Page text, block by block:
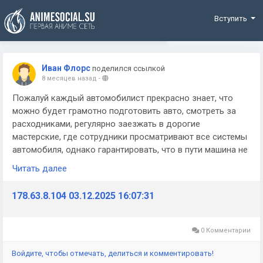
Funding
Вступить
Иван Флорс поделился ссылкой
8 месяцев назад -
Пожалуй каждый автомобилист прекрасно знает, что
можно будет грамотно подготовить авто, смотреть за
расходниками, регулярно заезжать в дорогие
мастерские, где сотрудники просматривают все системы
автомобиля, однако гарантировать, что в пути машина не
выйдет из строя, никто не может. Помимо этого всего
требуется помнить и про качество дорожного полотна. К
рассказывать же по поводу прокола шины,
мобильный номер специалистов, способных оперативно
ремонтный центр.
Читать далее
178.63.8.104 03.12.2025 16:07:31
0 Комментарии
Войдите, чтобы отмечать, делиться и комментировать!